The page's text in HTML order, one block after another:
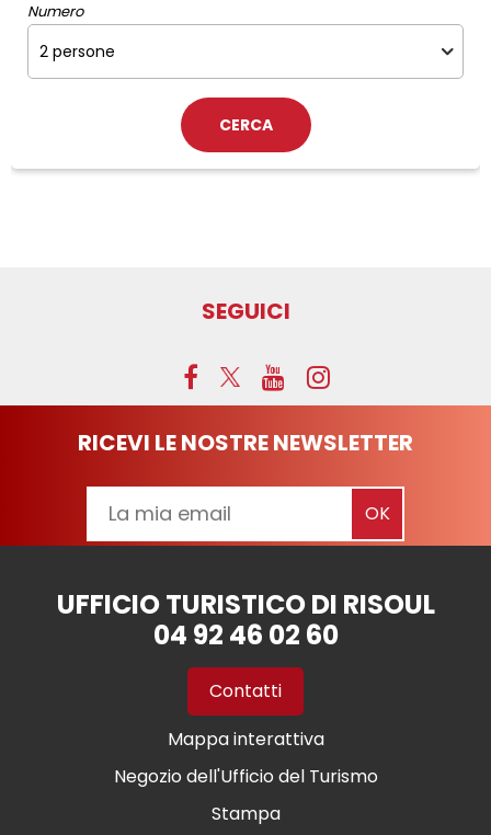
Numero
SEGUICI
RICEVI LE NOSTRE NEWSLETTER
UFFICIO TURISTICO DI RISOUL
04 92 46 02 60
Contatti
Mappa interattiva
Negozio dell'Ufficio del Turismo
Stampa